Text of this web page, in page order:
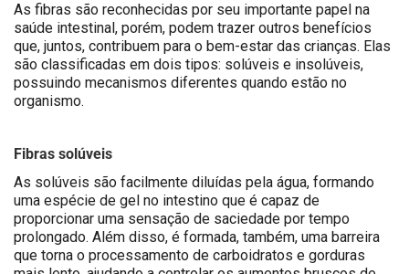
As fibras são reconhecidas por seu importante papel na
saúde intestinal, porém, podem trazer outros benefícios
que, juntos, contribuem para o bem-estar das crianças. Elas
são classificadas em dois tipos: solúveis e insolúveis,
possuindo mecanismos diferentes quando estão no
organismo.
Fibras solúveis
As solúveis são facilmente diluídas pela água, formando
uma espécie de gel no intestino que é capaz de
proporcionar uma sensação de saciedade por tempo
prolongado. Além disso, é formada, também, uma barreira
que torna o processamento de carboidratos e gorduras